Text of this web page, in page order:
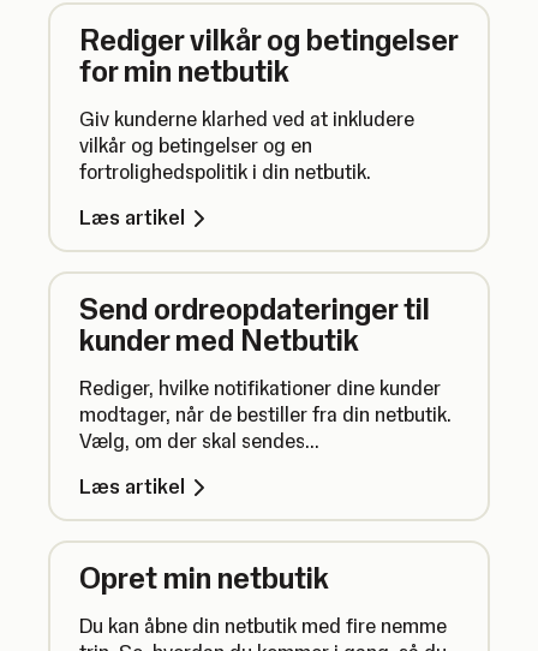
Rediger vilkår og betingelser
for min netbutik
Giv kunderne klarhed ved at inkludere
vilkår og betingelser og en
fortrolighedspolitik i din netbutik.
Læs artikel
Send ordreopdateringer til
kunder med Netbutik
Rediger, hvilke notifikationer dine kunder
modtager, når de bestiller fra din netbutik.
Vælg, om der skal sendes
odreopfyldelse, og rediger indholdet i de
e-mails, dine kunder modtager.
Læs artikel
Opret min netbutik
Du kan åbne din netbutik med fire nemme